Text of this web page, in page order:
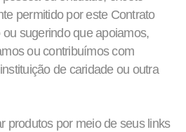
permitido por este Contrato
sugerindo que apoiamos,
ou contribuímos com
de caridade ou outra
produtos por meio de seus links